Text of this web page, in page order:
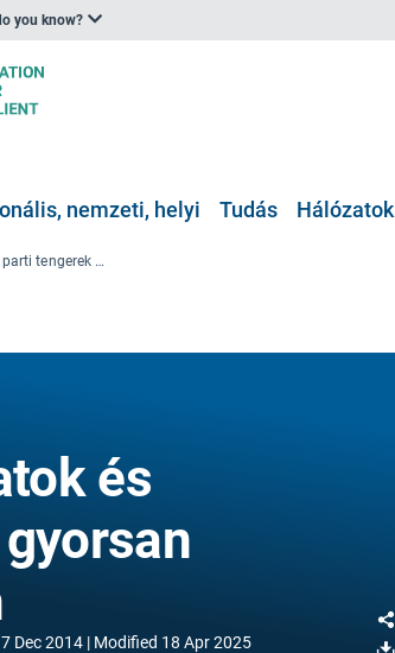
you know?
nemzeti, helyi Tudás Hálózatok
ECSA 55 Torkolatok és parti tengerek a gyorsan változó világban
és
Dec 2014 Modified 18 Apr 2025